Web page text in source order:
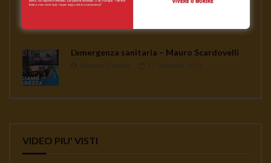
Gennaro Gargiulo 17 Novembre 2020
L’emergenza sanitaria – Mauro Scardovelli
VIDEO PIU' VISTI